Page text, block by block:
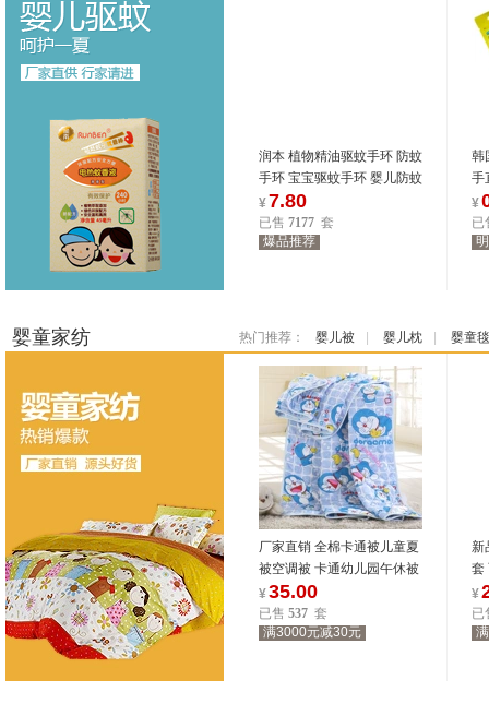
7.31-8.3
润本 植物精油驱蚊手环 防蚊
手环 宝宝驱蚊手环 婴儿防蚊
手环
¥7.80
已售 7177 套
爆品推荐
韩
手
价
¥
已
婴童家纺 热门推荐： 婴儿被 婴儿枕 婴童毯
厂家直销 全棉卡通被儿童夏
被空调被 卡通幼儿园午休被
午睡被B156
¥35.00
已售 537 套
满3000元减30元
新
套
¥
已